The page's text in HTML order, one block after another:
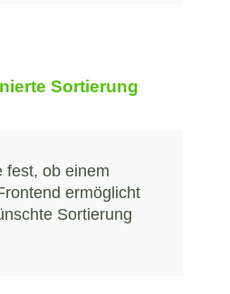
Sortierung
fest, ob einem
ermöglicht
Sortierung